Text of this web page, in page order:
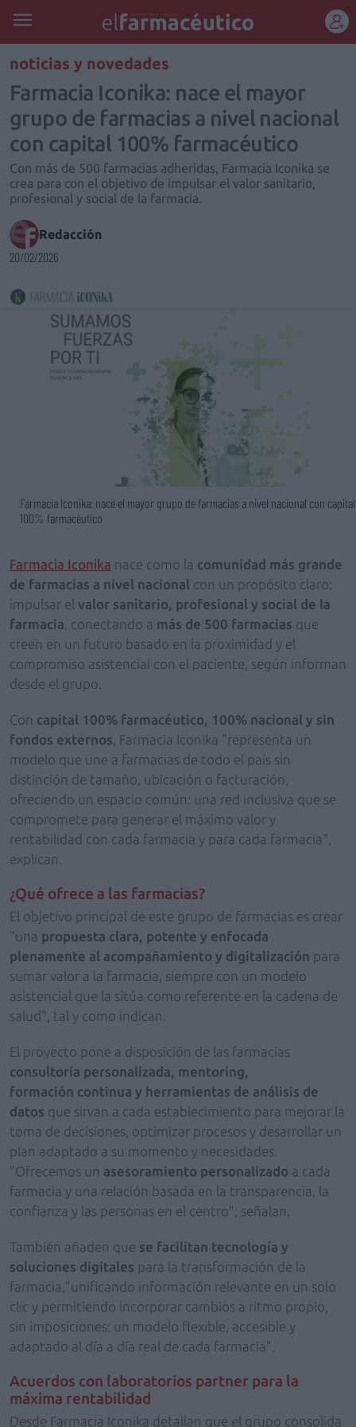
REGÍSTRATE
noticias y novedades
Farmacia Iconika: nace el mayor
grupo de farmacias a nivel nacional
con capital 100% farmacéutico
Con más de 500 farmacias adheridas, Farmacia Iconika se
crea para con el objetivo de impulsar el valor sanitario,
profesional y social de la farmacia.
Redacción
20/02/2026
Farmacia Iconika: nace el mayor grupo de farmacias a nivel nacional con capital
100% farmacéutico
Farmacia Iconika nace como la comunidad más grande
de farmacias a nivel nacional con un propósito claro:
impulsar el valor sanitario, profesional y social de la
farmacia , conectando a más de 500 farmacias que
creen en un futuro basado en la proximidad y el
compromiso asistencial con el paciente, según informan
desde el grupo.
Con capital 100% farmacéutico, 100% nacional y sin
fondos externos , Farmacia Iconika "representa un
modelo que une a farmacias de todo el país sin
distinción de tamaño, ubicación o facturación,
ofreciendo un espacio común: una red inclusiva que se
compromete para generar el máximo valor y
rentabilidad con cada farmacia y para cada farmacia",
explican.
¿Qué ofrece a las farmacias?
El objetivo principal de este grupo de farmacias es crear
"una propuesta clara, potente y enfocada
plenamente al acompañamiento y digitalización para
sumar valor a la farmacia, siempre con un modelo
asistencial que la sitúa como referente en la cadena de
salud", tal y como indican.
El proyecto pone a disposición de las farmacias
consultoría personalizada, mentoring,
formación continua y herramientas de análisis de
datos que sirvan a cada establecimiento para mejorar la
toma de decisiones, optimizar procesos y desarrollar un
plan adaptado a su momento y necesidades.
"Ofrecemos un asesoramiento personalizado a cada
farmacia y una relación basada en la transparencia, la
confianza y las personas en el centro", señalan.
También añaden que se facilitan tecnología y
soluciones digitales para la transformación de la
farmacia,"unificando información relevante en un solo
clic y permitiendo incorporar cambios a ritmo propio,
sin imposiciones: un modelo flexible, accesible y
adaptado al día a día real de cada farmacia".
Acuerdos con laboratorios partner para la
máxima rentabilidad
Desde Farmacia Iconika detallan que el grupo consolida